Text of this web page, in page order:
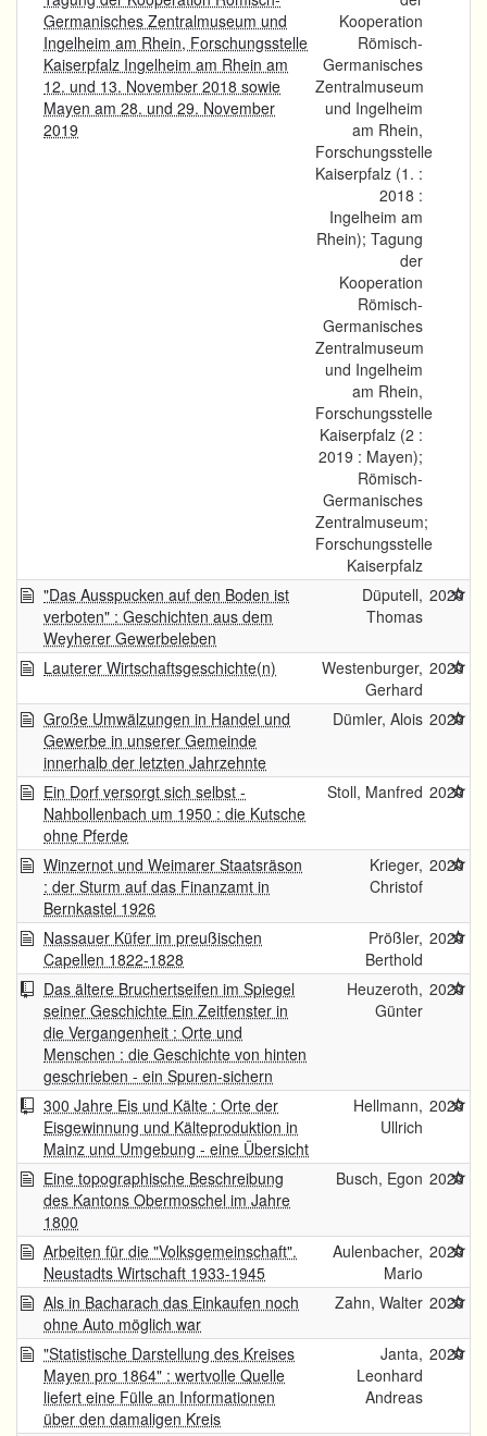
Germanisches Zentralmuseum und
Ingelheim am Rhein, Forschungsstelle
Kaiserpfalz Ingelheim am Rhein am
12. und 13. November 2018 sowie
Mayen am 28. und 29. November
2019
Kooperation
Römisch-
Germanisches
Zentralmuseum
und Ingelheim
am Rhein,
Forschungsstelle
Kaiserpfalz (1. :
2018 :
Ingelheim am
Rhein); Tagung
der
Kooperation
Römisch-
Germanisches
Zentralmuseum
und Ingelheim
am Rhein,
Forschungsstelle
Kaiserpfalz (2 :
2019 : Mayen);
Römisch-
Germanisches
Zentralmuseum;
Forschungsstelle
Kaiserpfalz
"Das Ausspucken auf den Boden ist
verboten" : Geschichten aus dem
Weyherer Gewerbeleben
Düputell,
Thomas
2020
Lauterer Wirtschaftsgeschichte(n)
Westenburger,
Gerhard
2020
Große Umwälzungen in Handel und
Gewerbe in unserer Gemeinde
innerhalb der letzten Jahrzehnte
Dümler, Alois 2020
Ein Dorf versorgt sich selbst -
Nahbollenbach um 1950 : die Kutsche
ohne Pferde
Stoll, Manfred 2020
Winzernot und Weimarer Staatsräson
: der Sturm auf das Finanzamt in
Bernkastel 1926
Krieger,
Christof
2020
Nassauer Küfer im preußischen
Capellen 1822-1828
Prößler,
Berthold
2020
Das ältere Bruchertseifen im Spiegel
seiner Geschichte Ein Zeitfenster in
die Vergangenheit : Orte und
Menschen : die Geschichte von hinten
geschrieben - ein Spuren-sichern
Heuzeroth,
Günter
2020
300 Jahre Eis und Kälte : Orte der
Eisgewinnung und Kälteproduktion in
Mainz und Umgebung - eine Übersicht
Hellmann,
Ullrich
2020
Eine topographische Beschreibung
des Kantons Obermoschel im Jahre
1800
Busch, Egon 2020
Arbeiten für die "Volksgemeinschaft".
Neustadts Wirtschaft 1933-1945
Aulenbacher,
Mario
2020
Als in Bacharach das Einkaufen noch
ohne Auto möglich war
Zahn, Walter 2020
"Statistische Darstellung des Kreises
Mayen pro 1864" : wertvolle Quelle
liefert eine Fülle an Informationen
über den damaligen Kreis
Janta,
Leonhard
Andreas
2020